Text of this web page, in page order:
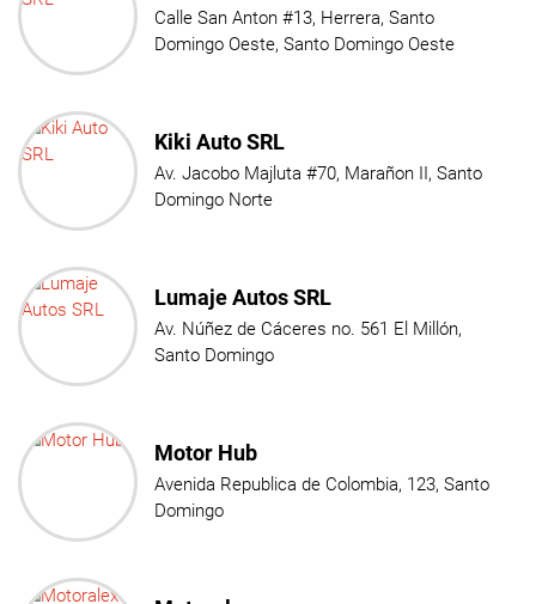
Calle San Anton #13, Herrera, Santo
Domingo Oeste, Santo Domingo Oeste
Kiki Auto SRL
Av. Jacobo Majluta #70, Marañon II, Santo
Domingo Norte
Lumaje Autos SRL
Av. Núñez de Cáceres no. 561 El Millón,
Santo Domingo
Motor Hub
Avenida Republica de Colombia, 123, Santo
Domingo